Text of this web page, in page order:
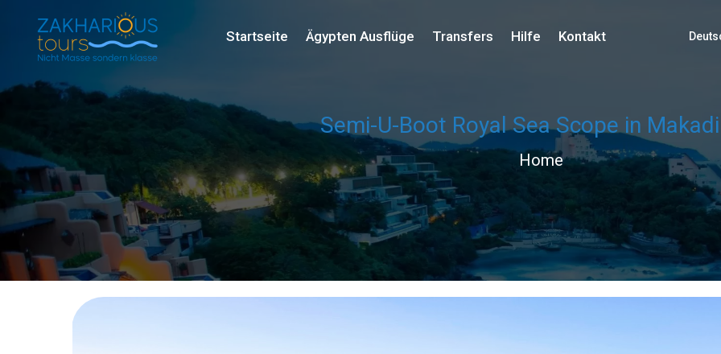
Startseite Ägypten Ausflüge Transfers Hilfe Kontakt
Semi-U-Boot Royal Sea Scope in
Home